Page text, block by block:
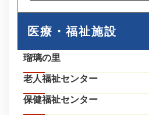
医療・福祉施設
瑠璃の里
老人福祉センター
保健福祉センター